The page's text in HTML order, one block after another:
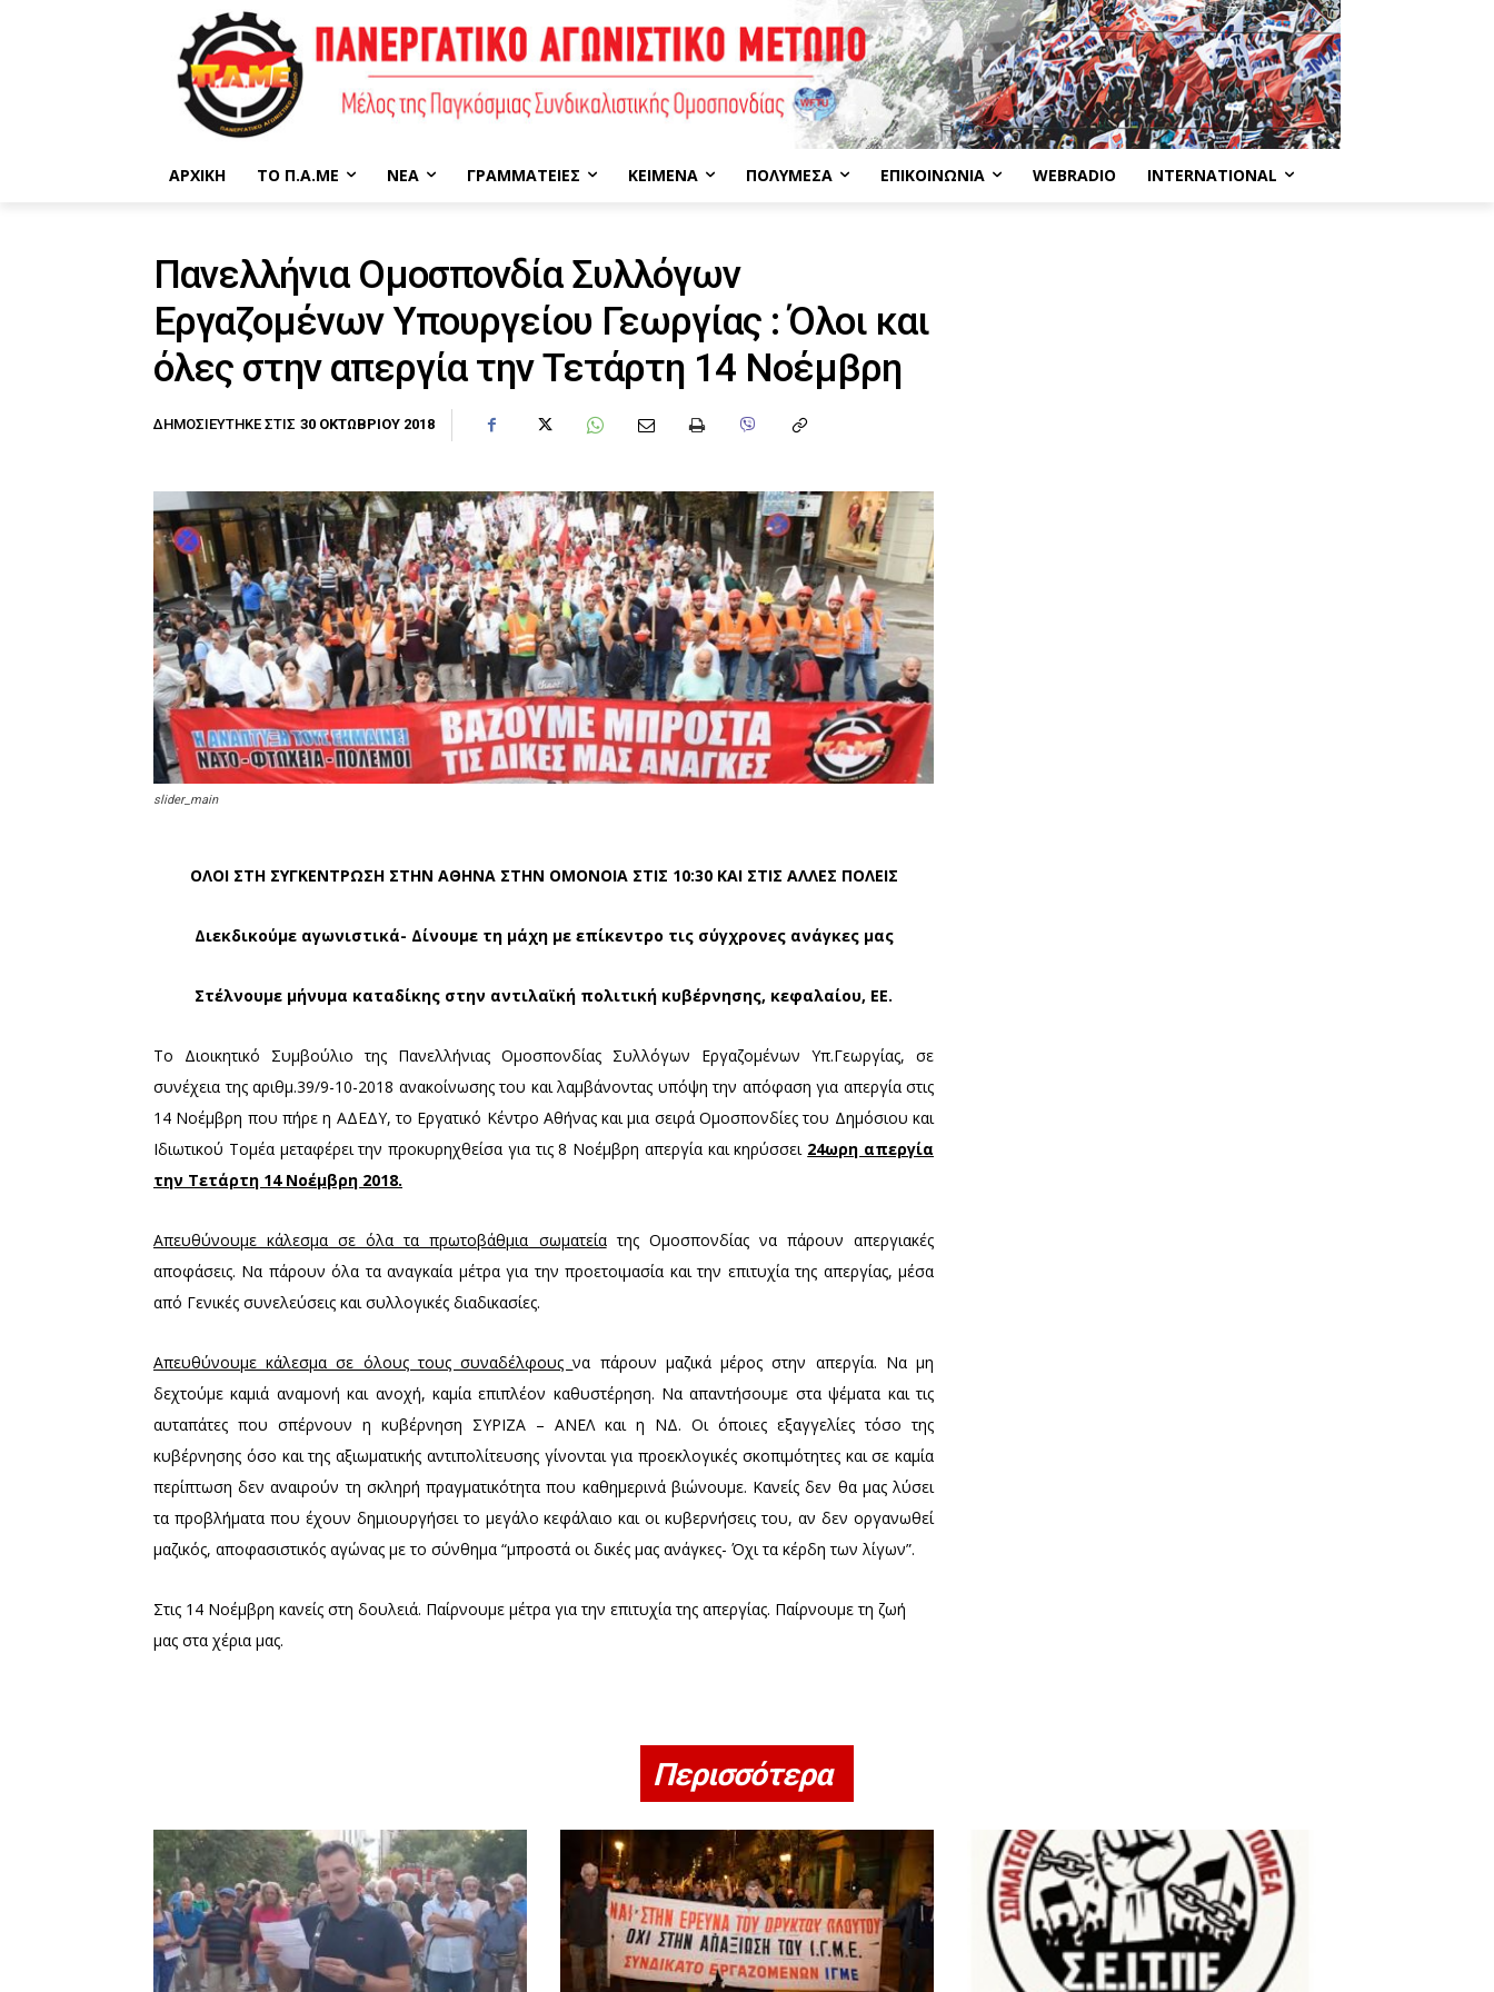
ΑΡΧΙΚΉ ΤΟ Π.Α.ΜΕ ΝΈΑ ΓΡΑΜΜΑΤΕΊΕΣ ΚΕΊΜΕΝΑ ΠΟΛΥΜΈΣΑ ΕΠΙΚΟΙΝΩΝΊΑ WEBRADIO INTERNATIONAL
Πανελλήνια Ομοσπονδία Συλλόγων
Εργαζομένων Υπουργείου Γεωργίας : Όλοι και
όλες στην απεργία την Τετάρτη 14 Νοέμβρη
ΔΗΜΟΣΙΕΎΤΗΚΕ ΣΤΙΣ 30 ΟΚΤΩΒΡΊΟΥ 2018
slider_main
ΟΛΟΙ ΣΤΗ ΣΥΓΚΕΝΤΡΩΣΗ ΣΤΗΝ ΑΘΗΝΑ ΣΤΗΝ ΟΜΟΝΟΙΑ ΣΤΙΣ 10:30 ΚΑΙ ΣΤΙΣ ΑΛΛΕΣ ΠΟΛΕΙΣ
Διεκδικούμε αγωνιστικά- Δίνουμε τη μάχημε επίκεντρο τις σύγχρονες ανάγκες μας
Στέλνουμε μήνυμα καταδίκης στην αντιλαϊκή πολιτική κυβέρνησης, κεφαλαίου, ΕΕ.
Το Διοικητικό Συμβούλιο της Πανελλήνιας Ομοσπονδίας Συλλόγων Εργαζομένων Υπ.Γεωργίας, σε
συνέχεια της αριθμ.39/9-10-2018 ανακοίνωσης του και λαμβάνοντας υπόψη την απόφαση για απεργία στις
14 Νοέμβρη που πήρε η ΑΔΕΔΥ, το Εργατικό Κέντρο Αθήνας και μια σειρά Ομοσπονδίες του Δημόσιου και
Ιδιωτικού Τομέα μεταφέρει την προκυρηχθείσα για τις 8 Νοέμβρη απεργία και κηρύσσει 24ωρη απεργία
την Τετάρτη 14 Νοέμβρη 2018.
Απευθύνουμε κάλεσμα σε όλα τα πρωτοβάθμια σωματείατης Ομοσπονδίας να πάρουν απεργιακές
αποφάσεις. Να πάρουν όλα τα αναγκαία μέτρα για την προετοιμασία και την επιτυχία της απεργίας, μέσα
από Γενικές συνελεύσεις και συλλογικές διαδικασίες.
Απευθύνουμε κάλεσμα σε όλους τους συναδέλφουςνα πάρουν μαζικά μέρος στην απεργία. Να μη
δεχτούμε καμιά αναμονή και ανοχή, καμία επιπλέον καθυστέρηση. Να απαντήσουμε στα ψέματα και τις
αυταπάτες που σπέρνουν η κυβέρνηση ΣΥΡΙΖΑ – ΑΝΕΛ και η ΝΔ. Οι όποιες εξαγγελίες τόσο της
κυβέρνησης όσο και της αξιωματικής αντιπολίτευσης γίνονται για προεκλογικές σκοπιμότητες και σε καμία
περίπτωση δεν αναιρούν τη σκληρή πραγματικότητα που καθημερινά βιώνουμε. Κανείς δεν θα μας λύσει
τα προβλήματα που έχουν δημιουργήσει το μεγάλο κεφάλαιο και οι κυβερνήσεις του, αν δεν οργανωθεί
μαζικός, αποφασιστικός αγώνας με το σύνθημα “μπροστά οι δικές μας ανάγκες- Όχι τα κέρδη των λίγων”.
Στις 14 Νοέμβρη κανείς στη δουλειά. Παίρνουμε μέτρα για την επιτυχία της απεργίας. Παίρνουμε τη ζωή
μας στα χέρια μας.
Περισσότερα